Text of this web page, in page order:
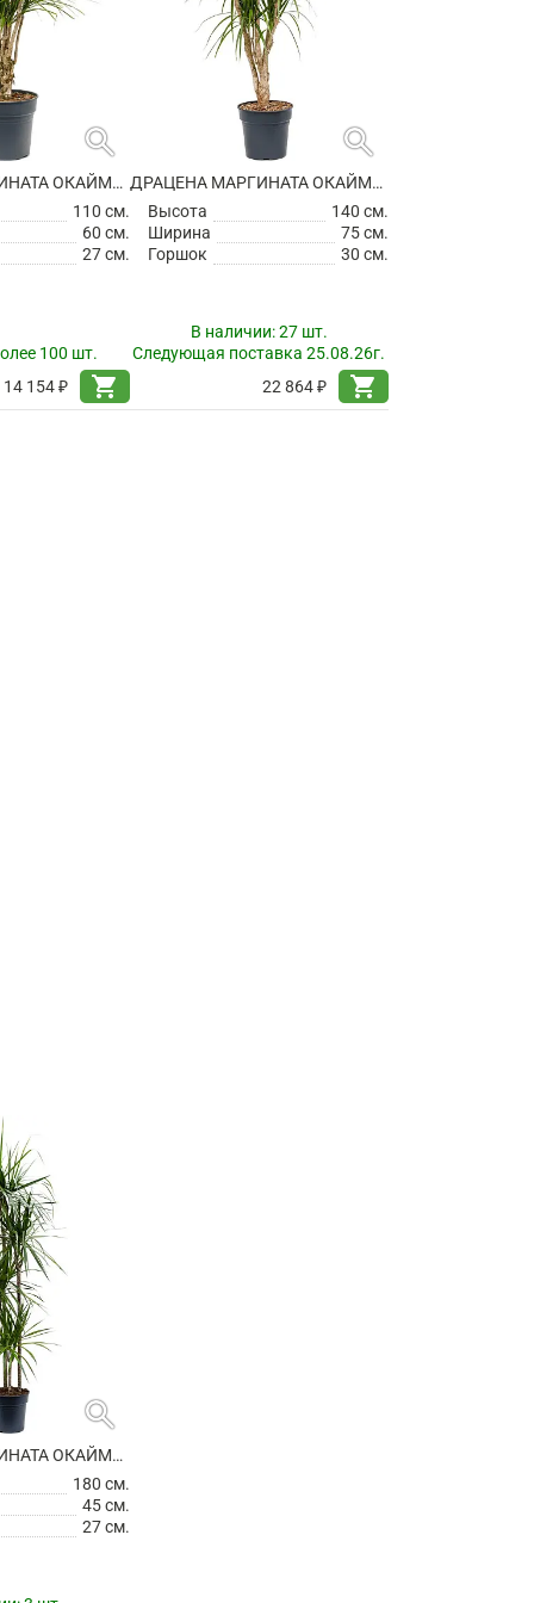
search
ДРАЦЕНА МАРГИНАТА ОКАЙМЛЕННАЯ РАЗВЕТВЛЕННАЯ
110 см.
60 см.
27 см.
100 шт.
14 154 ₽
shopping_cart
search
ДРАЦЕНА МАРГИНАТА ОКАЙМЛЕННАЯ РАЗВЕТВЛЕННАЯ
Высота
140 см.
Ширина
75 см.
Горшок
30 см.
В наличии:27 шт.
Следующая поставка 25.08.26г.
22 864 ₽
shopping_cart
search
ДРАЦЕНА МАРГИНАТА ОКАЙМЛЕННАЯ 4 СТВОЛА
180 см.
45 см.
27 см.